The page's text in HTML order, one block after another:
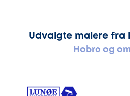
Udvalgte malere fra
Hobro og